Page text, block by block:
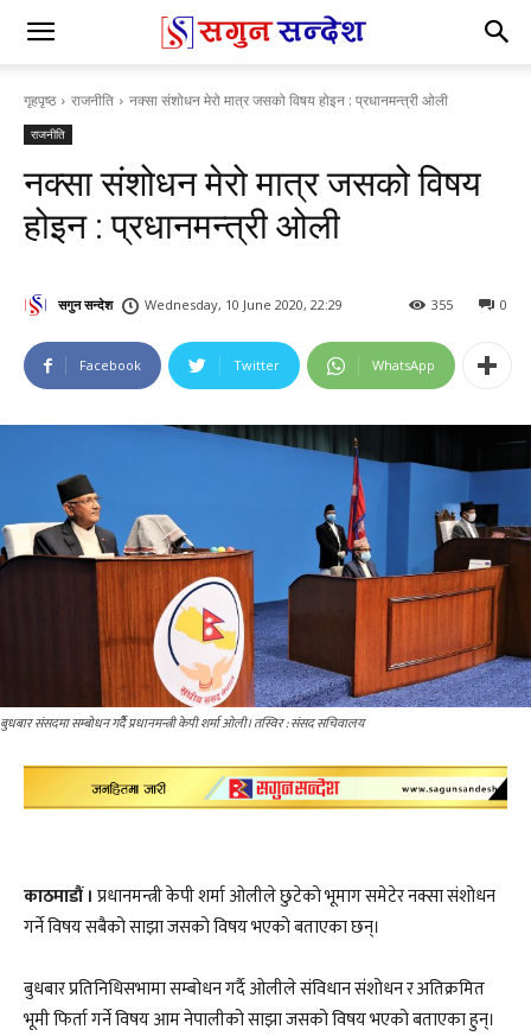
गृहपृष्ठ राजनीति नक्सा संशोधन मेरो मात्र जसको विषय होइन : प्रधानमन्त्री ओली
राजनीति
नक्सा संशोधन मेरो मात्र जसको विषय
होइन : प्रधानमन्त्री ओली
सगुन सन्देश Wednesday, 10 June 2020, 22:29 0
355
Facebook Twitter WhatsApp
बुधबार संसदमा सम्बोधन गर्दैै प्रधानमन्त्री केपी शर्मा ओली। तस्विर : संसद सचिवालय
काठमाडौं । प्रधानमन्त्री केपी शर्मा ओलीले छुटेको भूमाग समेटेर नक्सा संशोधन
गर्ने विषय सबैको साझा जसको विषय भएको बताएका छन्।
बुधबार प्रतिनिधिसभामा सम्बोधन गर्दै ओलीले संविधान संशोधन र अतिक्रमित
भूमी फिर्ता गर्ने विषय आम नेपालीको साझा जसको विषय भएको बताएका हुन्।